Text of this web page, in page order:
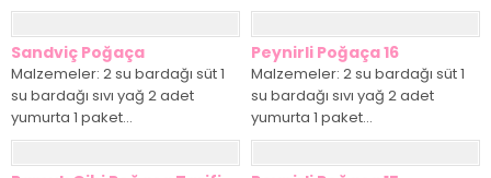
Sandviç Poğaça
Malzemeler: 2 su bardağı süt 1
su bardağı sıvı yağ 2 adet
yumurta 1 paket...
Peynirli Poğaça 16
Malzemeler: 2 su bardağı süt 1
su bardağı sıvı yağ 2 adet
yumurta 1 paket...